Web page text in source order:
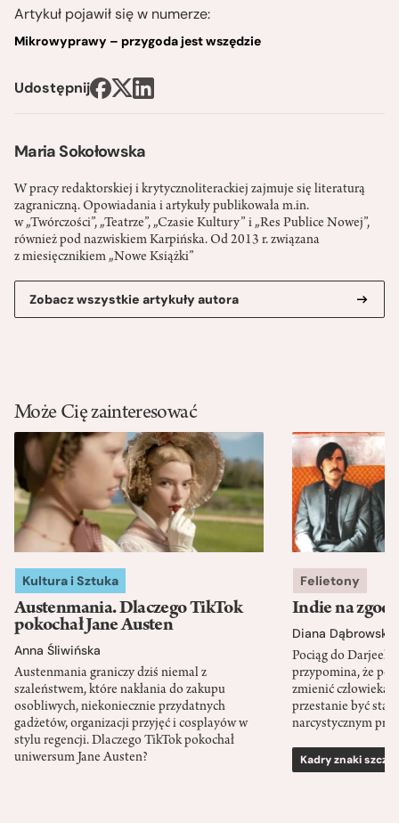
Maria Sokołowska
W pracy redaktorskiej i krytycznoliterackiej zajmuje się literaturą
zagraniczną. Opowiadania i artykuły publikowała m.in.
w „Twórczości”, „Teatrze”, „Czasie Kultury” i „Res Publice Nowej”,
również pod nazwiskiem Karpińska. Od 2013 r. związana
z miesięcznikiem „Nowe Książki”
Zobacz wszystkie artykuły autora
Artykuł pojawił się w numerze:
Mikrowyprawy – przygoda jest wszędzie
Udostępnij
Może Cię zainteresować
Kultura i Sztuka
Austenmania. Dlaczego TikTok
pokochał Jane Austen
Anna Śliwińska
Austenmania graniczy dziś niemal z
szaleństwem, które nakłania do zakupu
osobliwych, niekoniecznie przydatnych
gadżetów, organizacji przyjęć i cosplayów w
stylu regencji. Dlaczego TikTok pokochał
uniwersum Jane Austen?
Felietony
Indie na
Diana Dąbrowska
Pociąg do
przypomina, że
zmienić człowieka
przestanie być
narcystycznym
Kadry znaki